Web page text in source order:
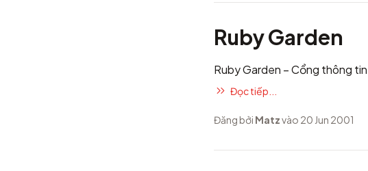
Ruby Garden
Ruby Garden – Cổng thông
Đọc tiếp...
Đăng bởi Matzvào 20 Jun 2001